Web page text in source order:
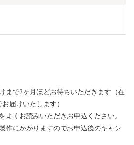
まで2ヶ月ほどお待ちいただきます（在
届けいたします）
よくお読みいただきお申込ください。
作にかかりますのでお申込後のキャン